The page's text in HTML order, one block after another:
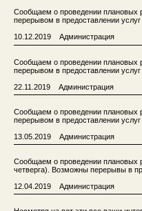
Сообщаем о проведении плановых
перерывом в предоставлении
10.12.2019 Администрация
Сообщаем о проведении плановых
перерывом в предоставлении
22.11.2019 Администрация
Сообщаем о проведении плановых
перерывом в предоставлении
13.05.2019 Администрация
Сообщаем о проведении плановых
четверга). Возможны перерывы в
12.04.2019 Администрация